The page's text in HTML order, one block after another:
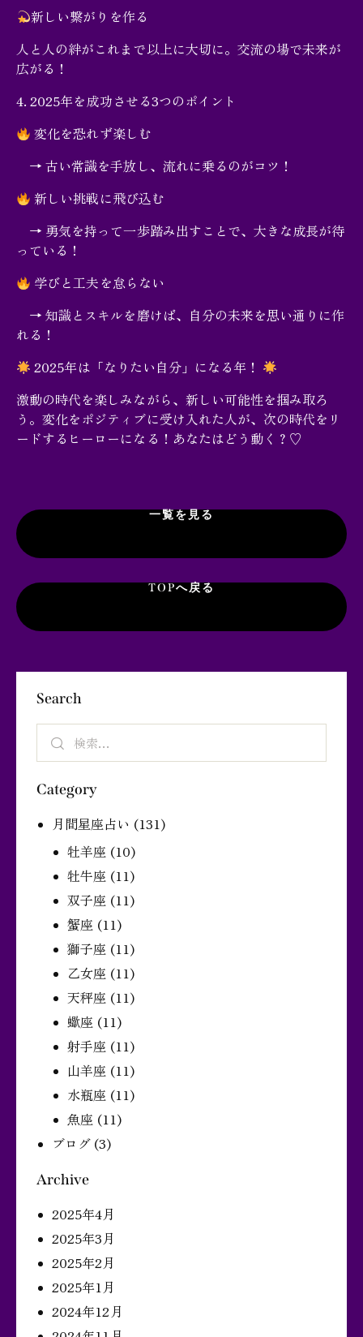
新しい繋がりを作る
人と人の絆がこれまで以上に大切に。交流の場で未来が
広がる！
4. 2025年を成功させる3つのポイント
変化を恐れず楽しむ
→ 古い常識を手放し、流れに乗るのがコツ！
新しい挑戦に飛び込む
→ 勇気を持って一歩踏み出すことで、大きな成長が待
っている！
学びと工夫を怠らない
→ 知識とスキルを磨けば、自分の未来を思い通りに作
れる！
2025年は「なりたい自分」になる年！
激動の時代を楽しみながら、新しい可能性を掴み取ろ
う。変化をポジティブに受け入れた人が、次の時代をリ
ードするヒーローになる！あなたはどう動く？♡
一覧を見る
TOPへ戻る
Search
Category
月間星座占い (131)
牡羊座 (10)
牡牛座 (11)
双子座 (11)
蟹座 (11)
獅子座 (11)
乙女座 (11)
天秤座 (11)
蠍座 (11)
射手座 (11)
山羊座 (11)
水瓶座 (11)
魚座 (11)
ブログ (3)
Archive
2025年4月
2025年3月
2025年2月
2025年1月
2024年12月